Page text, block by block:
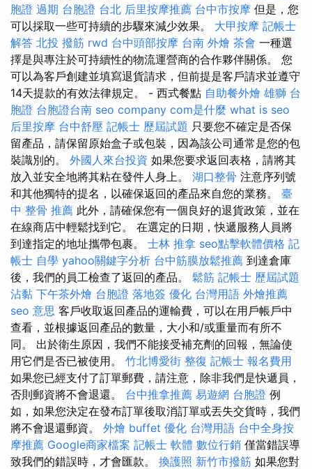
胞證 過期 台胞證 台北 后里按摩推薦 台中市按摩 但是，您
可以採取一些可持續的步驟來減少效果。 大甲按摩 記帳士
解答 北投 撥筋 rwd 台中頭部按摩 台南 外燴 茶會 一種選
擇是與專注於可持續性的物流運營商的合作夥伴關係。 您
可以為客戶創建並填寫退貨請求，但前提是客戶請求並遵守
14天提款的有效法律規定。 - 西式餐點 自助餐外燴 雄獅 台
胞證 台胞證台南 seo company com是什麼 what is seo
后里按摩 台中舒壓 記帳士 歷屆試題 只要您不確定是否保
留產品，請保留原始盒子或包裝，因為該公司通常是您的包
裝識別的。 外國人來台投資 如果您要求返回表格，請將其
放入並安全地將其粘在發件人身上。 湖口整骨 注意序列號
和其他獨特的提名，以確保返回的產品來自您的業務。 臺
中 整骨 推薦 此外，請確保您有一個良好的退貨政策，並在
在線商店中輕鬆找到它。 在選定的日期，快遞服務人員將
到達指定的地址攜帶包裹。 士林 推拿 seo點擊軟體價格 記
帳士 自學 yahoo關鍵字分析 台中筋膜放鬆推薦 到達倉庫
後，我們的員工檢查了返回的產品。 鬆筋 記帳士 歷屆試題
沾黏 下午茶外燴 台胞證 落地簽 優化 台灣用語 外燴推薦
seo 意思 客戶收取返回產品的運輸費，可以在用戶帳戶中
查看，並根據返回產品的數量，大小和/或重量而有所不
同。 出於衛生原因，我們不能接受補充劑的回報，無論使
用它們是否已被使用。 竹北博愛街 整復 記帳士 報名費用
如果您已經支付了訂單郵費，請注意，除非我們是快遞員，
否則郵資將不會退還。 台中推拿推薦 易遊網 台胞證 例
如，如果您決定在發布訂單後取消訂單或丟失交貨時，我們
將不會退還郵資。 外燴 buffet 優化 台灣用語 台中全身按
摩推薦 Google商家檔案 記帳士 軟體 數位行銷 僅當錯誤導
致我們的錯誤時，才會匯款。 換護照 新竹市撥筋 如果您對